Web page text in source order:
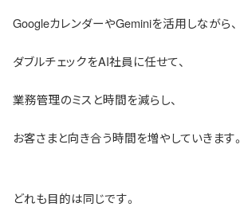
GoogleカレンダーやGeminiを活用しながら、
ダブルチェックをAI社員に任せて、
業務管理のミスと時間を減らし、
お客さまと向き合う時間を増やしていきます。
どれも目的は同じです。